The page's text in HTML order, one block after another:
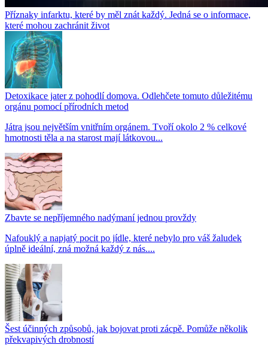
Příznaky infarktu, které by měl znát každý. Jedná se o informace,
které mohou zachránit život
Detoxikace jater z pohodlí domova. Odlehčete tomuto důležitému
orgánu pomocí přírodních metod
Játra jsou největším vnitřním orgánem. Tvoří okolo 2 % celkové
hmotnosti těla a na starost mají látkovou...
Zbavte se nepříjemného nadýmaní jednou provždy
Nafouklý a napjatý pocit po jídle, které nebylo pro váš žaludek
úplně ideální, zná možná každý z nás....
Šest účinných způsobů, jak bojovat proti zácpě. Pomůže několik
překvapivých drobností